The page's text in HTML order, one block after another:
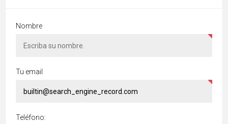
Nombre
Tu email
Teléfono: